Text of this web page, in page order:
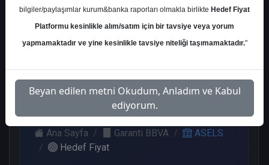
Al
6
Tut
7
End.
Get.
3
Endeks
1
Çarşamba, 06 Ağustos 2025
Ana Sayfa Garanti BBVA
ASELS
Hedef Fiyat
bilgiler/paylaşımlar kurum&banka raporları olmakla birlikte Hedef Fiyat
Platformu kesinlikle alım/satım için bir tavsiye veya yorum
yapmamaktadır ve yine kesinlikle tavsiye niteliği taşımamaktadır."
Beyan edilen metni Okudum, Anladım ve Kabul
ediyorum.